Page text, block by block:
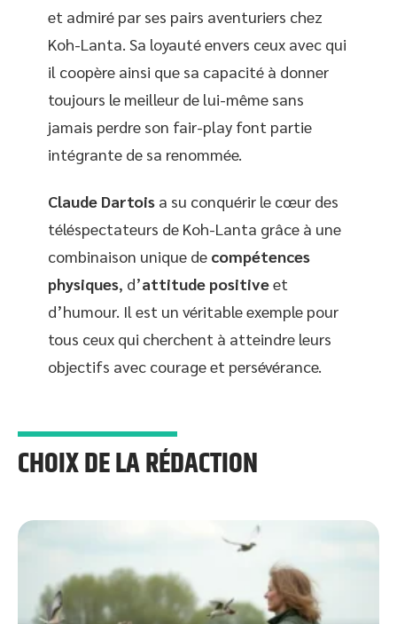
et admiré par ses pairs aventuriers chez
Koh-Lanta. Sa loyauté envers ceux avec qui
il coopère ainsi que sa capacité à donner
toujours le meilleur de lui-même sans
jamais perdre son fair-play font partie
intégrante de sa renommée.
Claude Dartois a su conquérir le cœur des
téléspectateurs de Koh-Lanta grâce à une
combinaison unique de compétences
physiques, d’attitude positiveet
d’humour. Il est un véritable exemple pour
tous ceux qui cherchent à atteindre leurs
objectifs avec courage et persévérance.
CHOIX DE LA RÉDACTION